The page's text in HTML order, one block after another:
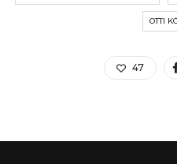
OTTI
47